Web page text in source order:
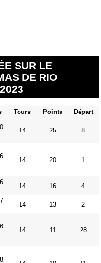
SUR LE
DE RIO
Tours Points Départ
14 25 8
14 20 1
14 16 4
14 13 2
14 11 28